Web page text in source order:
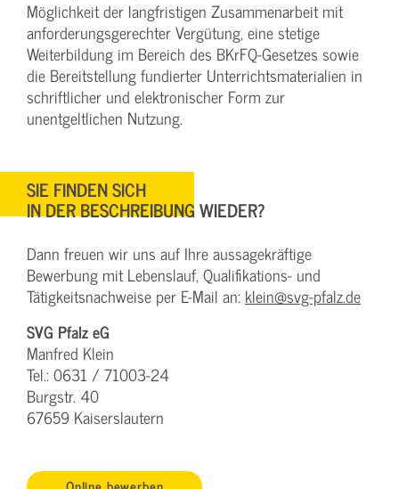
Möglichkeit der langfristigen Zusammenarbeit mit
anforderungsgerechter Vergütung, eine stetige
Weiterbildung im Bereich des BKrFQ-Gesetzes sowie
die Bereitstellung fundierter Unterrichtsmaterialien in
schriftlicher und elektronischer Form zur
unentgeltlichen Nutzung.
SIE FINDEN SICH
IN DER BESCHREIBUNG WIEDER?
Dann freuen wir uns auf Ihre aussagekräftige
Bewerbung mit Lebenslauf, Qualifikations- und
Tätigkeitsnachweise per E-Mail an: klein@svg-pfalz.de
SVG Pfalz eG
Manfred Klein
Tel.: 0631 / 71003-24
Burgstr. 40
67659 Kaiserslautern